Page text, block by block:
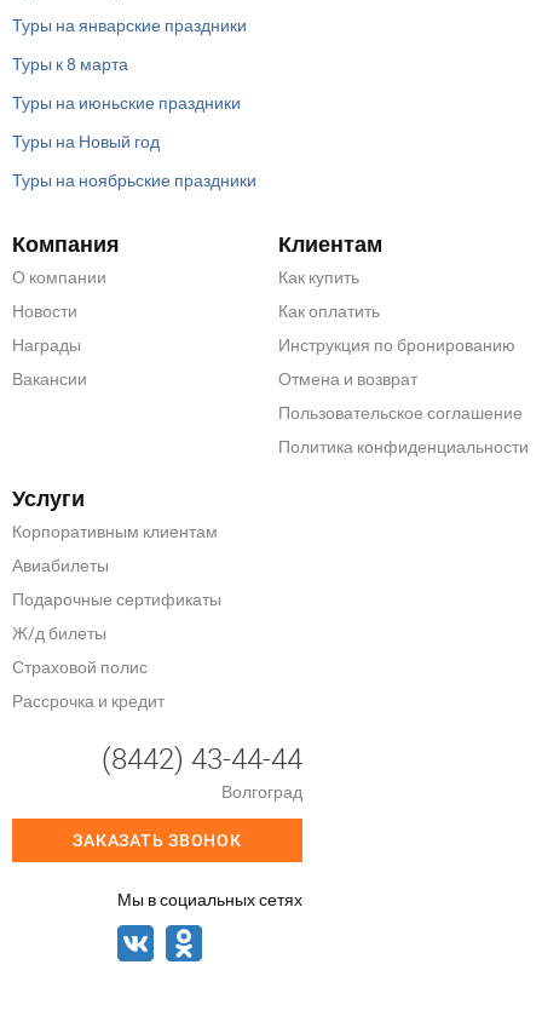
Туры на январские праздники
Туры к 8 марта
Туры на июньские праздники
Туры на Новый год
Туры на ноябрьские праздники
Компания
О компании
Новости
Награды
Вакансии
Клиентам
Как купить
Как оплатить
Инструкция по бронированию
Отмена и возврат
Пользовательское соглашение
Политика конфиденциальности
Услуги
Корпоративным клиентам
Авиабилеты
Подарочные сертификаты
Ж/д билеты
Страховой полис
Рассрочка и кредит
(8442) 43-44-44
Волгоград
ЗАКАЗАТЬ ЗВОНОК
Мы в социальных сетях